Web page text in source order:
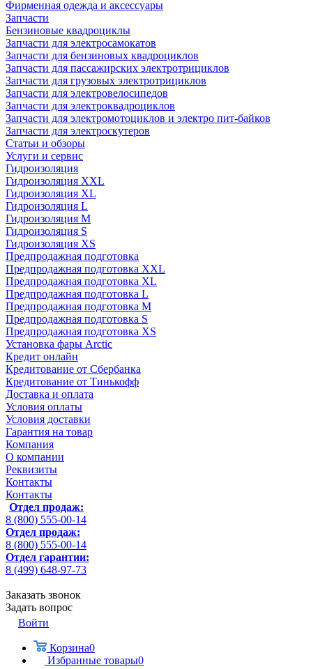
Фирменная одежда и аксессуары
Запчасти
Бензиновые квадроциклы
Запчасти для электросамокатов
Запчасти для бензиновых квадроциклов
Запчасти для пассажирских электротрициклов
Запчасти для грузовых электротрициклов
Запчасти для электровелосипедов
Запчасти для электроквадроциклов
Запчасти для электромотоциклов и электро пит-байков
Запчасти для электроскутеров
Статьи и обзоры
Услуги и сервис
Гидроизоляция
Гидроизоляция XXL
Гидроизоляция XL
Гидроизоляция L
Гидроизоляция M
Гидроизоляция S
Гидроизоляция XS
Предпродажная подготовка
Предпродажная подготовка XXL
Предпродажная подготовка XL
Предпродажная подготовка L
Предпродажная подготовка M
Предпродажная подготовка S
Предпродажная подготовка XS
Установка фары Arctic
Кредит онлайн
Кредитование от Сбербанка
Кредитование от Тинькофф
Доставка и оплата
Условия оплаты
Условия доставки
Гарантия на товар
Компания
О компании
Реквизиты
Контакты
Контакты
Отдел продаж:
8 (800) 555-00-14
Отдел продаж:
8 (800) 555-00-14
Отдел гарантии:
8 (499) 648-97-73
Заказать звонок
Задать вопрос
Войти
Корзина0
Избранные товары0